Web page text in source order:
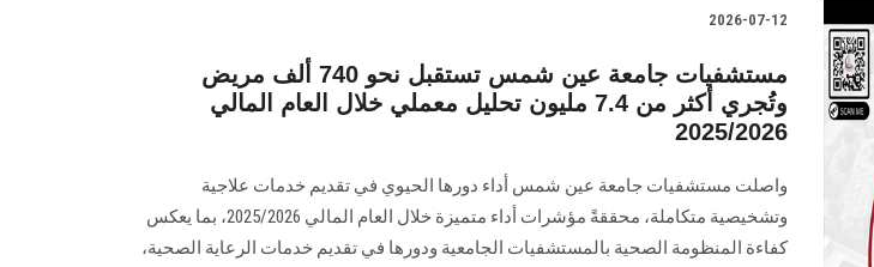
2026-07-12
مستشفيات جامعة عين شمس تستقبل نحو 740 ألف مريض
وتُجري أكثر من 7.4 مليون تحليل معملي خلال العام المالي
2025/2026
واصلت مستشفيات جامعة عين شمس أداء دورها الحيوي في تقديم خدمات علاجية
وتشخيصية متكاملة، محققةً مؤشرات أداء متميزة خلال العام المالي 2025/2026، بما يعكس
كفاءة المنظومة الصحية بالمستشفيات الجامعية ودورها في تقديم خدمات الرعاية الصحية،